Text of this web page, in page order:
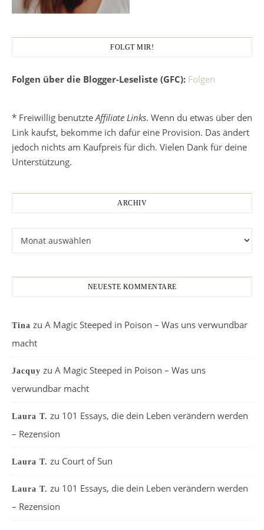
FOLGT MIR!
Folgen über die Blogger-Leseliste (GFC): Folgen
* Freiwillig benutzteAffiliate Links. Wenn du etwas über den
Link kaufst, bekomme ich dafür eine Provision. Das ändert
jedoch nichts am Kaufpreis für dich. Vielen Dank für deine
Unterstützung.
ARCHIV
NEUESTE KOMMENTARE
Tina zu A Magic Steeped in Poison – Was uns verwundbar
macht
Jacquy zu A Magic Steeped in Poison – Was uns
verwundbar macht
Laura T. zu 101 Essays, die dein Leben verändern werden
– Rezension
Laura T. zu Court of Sun
Laura T. zu 101 Essays, die dein Leben verändern werden
– Rezension